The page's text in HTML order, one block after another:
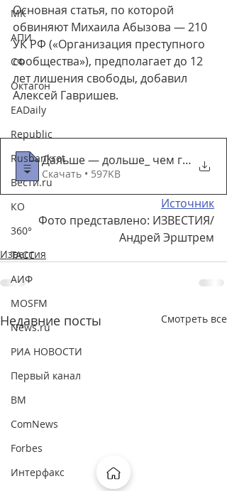
МК
АПИ
СФ
Октагон
EADaily
Republic
Rusbankrot
Вести.ru
КО
360°
ТАСС
АИФ
MOSFM
News.ru
РИА НОВОСТИ
Первый канал
ВМ
ComNews
Forbes
Интерфакс
Основная статья, по которой
обвиняют Михаила Абызова — 210
УК РФ («Организация преступного
сообщества»), предполагает до 12
лет лишения свободы, добавил
Алексей Гавришев.
Дальше — дольше_ чем грозят
Скачать • 597KB
Источник
Фото представлено: ИЗВЕСТИЯ/
Андрей Эрштрем
Известия
Недавние посты Смотреть все